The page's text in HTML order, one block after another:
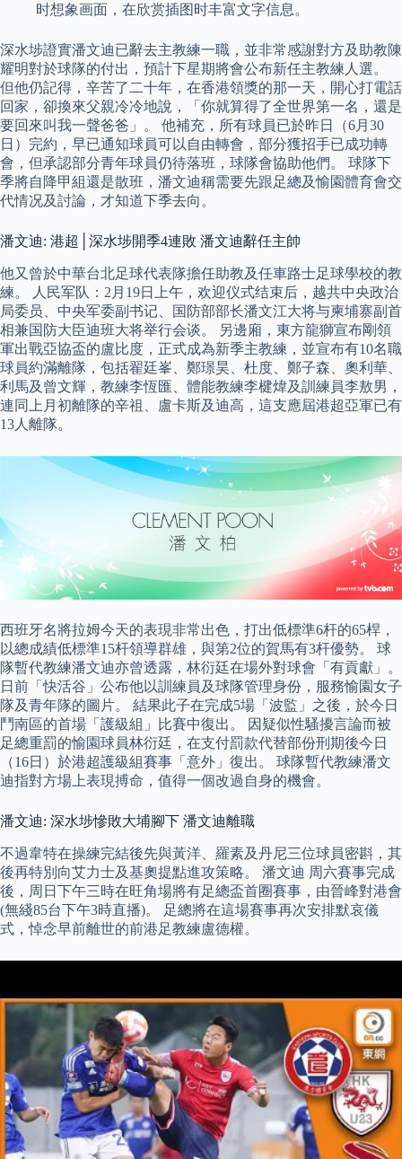
时想象画面，在欣赏插图时丰富文字信息。
深水埗證實潘文迪已辭去主教練一職，並非常感謝對方及助教陳
耀明對於球隊的付出，預計下星期將會公布新任主教練人選。
但他仍記得，辛苦了二十年，在香港領獎的那一天，開心打電話
回家，卻換來父親冷冷地說，「你就算得了全世界第一名，還是
要回來叫我一聲爸爸」。 他補充，所有球員已於昨日（6月30
日）完約，早已通知球員可以自由轉會，部分獲招手已成功轉
會，但承認部分青年球員仍待落班，球隊會協助他們。 球隊下
季將自降甲組還是散班，潘文迪稱需要先跟足總及愉園體育會交
代情况及討論，才知道下季去向。
潘文迪: 港超│深水埗開季4連敗 潘文迪辭任主帥
他又曾於中華台北足球代表隊擔任助教及任車路士足球學校的教
練。 人民军队：2月19日上午，欢迎仪式结束后，越共中央政治
局委员、中央军委副书记、国防部部长潘文江大将与柬埔寨副首
相兼国防大臣迪班大将举行会谈。 另邊廂，東方龍獅宣布剛領
軍出戰亞協盃的盧比度，正式成為新季主教練，並宣布有10名職
球員約滿離隊，包括翟廷峯、鄭璟昊、杜度、鄭子森、奧利華、
利馬及曾文輝，教練李恆匯、體能教練李楗煒及訓練員李敖男，
連同上月初離隊的辛祖、盧卡斯及迪高，這支應屆港超亞軍已有
13人離隊。
西班牙名將拉姆今天的表現非常出色，打出低標準6杆的65桿，
以總成績低標準15杆領導群雄，與第2位的賀馬有3杆優勢。 球
隊暫代教練潘文迪亦曾透露，林衍廷在場外對球會「有貢獻」。
日前「快活谷」公布他以訓練員及球隊管理身份，服務愉園女子
隊及青年隊的圖片。 結果此子在完成5場「波監」之後，於今日
鬥南區的首場「護級組」比賽中復出。 因疑似性騷擾言論而被
足總重罰的愉園球員林衍廷，在支付罰款代替部份刑期後今日
（16日）於港超護級組賽事「意外」復出。 球隊暫代教練潘文
迪指對方場上表現搏命，值得一個改過自身的機會。
潘文迪: 深水埗慘敗大埔腳下 潘文迪離職
不過韋特在操練完結後先與黃洋、羅素及丹尼三位球員密斟，其
後再特別向艾力士及基奧提點進攻策略。 潘文迪 周六賽事完成
後，周日下午三時在旺角場將有足總盃首圈賽事，由晉峰對港會
(無綫85台下午3時直播)。 足總將在這場賽事再次安排默哀儀
式，悼念早前離世的前港足教練盧德權。